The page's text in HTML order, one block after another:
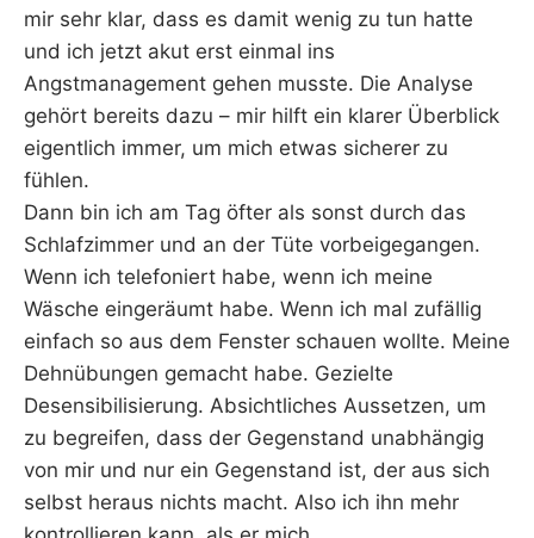
mir sehr klar, dass es damit wenig zu tun hatte
und ich jetzt akut erst einmal ins
Angstmanagement gehen musste. Die Analyse
gehört bereits dazu – mir hilft ein klarer Überblick
eigentlich immer, um mich etwas sicherer zu
fühlen.
Dann bin ich am Tag öfter als sonst durch das
Schlafzimmer und an der Tüte vorbeigegangen.
Wenn ich telefoniert habe, wenn ich meine
Wäsche eingeräumt habe. Wenn ich mal zufällig
einfach so aus dem Fenster schauen wollte. Meine
Dehnübungen gemacht habe. Gezielte
Desensibilisierung. Absichtliches Aussetzen, um
zu begreifen, dass der Gegenstand unabhängig
von mir und nur ein Gegenstand ist, der aus sich
selbst heraus nichts macht. Also ich ihn mehr